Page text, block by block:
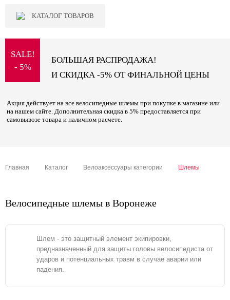
КАТАЛОГ ТОВАРОВ
SALE!
- 5%
БОЛЬШАЯ РАСПРОДАЖА!
И СКИДКА -5% ОТ ФИНАЛЬНОЙ ЦЕНЫ
Акция действует на все велосипедные шлемы при покупке в магазине или
на нашем сайте. Дополнительная скидка в 5% предоставляется при
самовывозе товара и наличном расчете.
Главная Каталог Велоаксессуары категории Шлемы
Велосипедные шлемы в Воронеже
Шлем - это защитный элемент экипировки,
предназначенный для защиты головы велосипедиста от
ударов и потенциальных травм в случае аварии или
падения.